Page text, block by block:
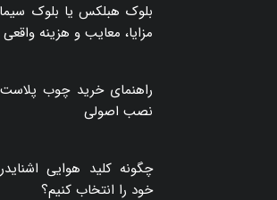
بلوک هبلکس یا بلوک
مزایا، معایب و هزینه واقعی
راهنمای خرید چوب پلاست
نصب اصولی
چگونه کلید هوایی
خود را انتخاب کنیم؟